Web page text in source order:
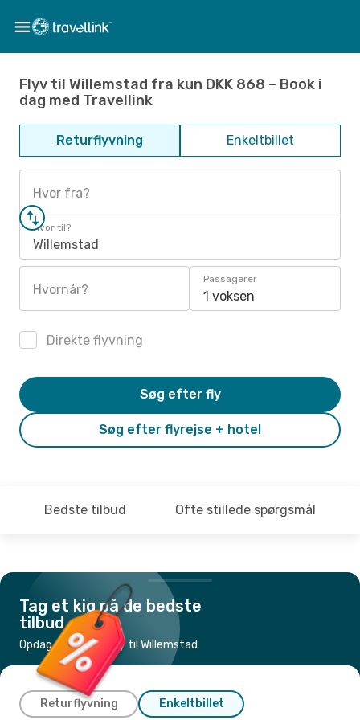
Flyv til Willemstad fra kun DKK 868 – Book i
dag med Travellink
Returflyvning Enkeltbillet
Hvor fra?
Hvor til?
Willemstad
Hvornår?
Passagerer
1 voksen
Direkte flyvning
Søg efter flyrejse + hotel
Søg efter fly
Bedste tilbud Ofte stillede spørgsmål
Tag et kig på de bedste
tilbud
Opdag de billigste fly til Willemstad
Returflyvning Enkeltbillet